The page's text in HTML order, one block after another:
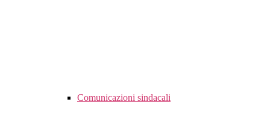
Comunicazioni sindacali